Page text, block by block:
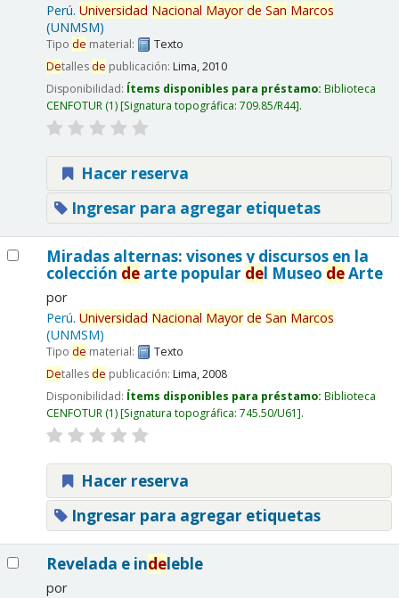
Perú. Universidad Nacional Mayor de San Marcos
(UNMSM)
Tipo de material:
Texto
Detalles de publicación: Lima,2010
Disponibilidad: Ítems disponibles para préstamo: Biblioteca
CENFOTUR(1) Signatura topográfica: 709.85/R44 .
Hacer reserva
Ingresar para agregar etiquetas
Miradas alternas: visones y discursos en la
colección dearte popular del Museo deArte
por
Perú. Universidad Nacional Mayor de San Marcos
(UNMSM)
Tipo de material:
Texto
Detalles de publicación: Lima,2008
Disponibilidad: Ítems disponibles para préstamo: Biblioteca
CENFOTUR(1) Signatura topográfica: 745.50/U61 .
Hacer reserva
Ingresar para agregar etiquetas
Revelada e indeleble
por